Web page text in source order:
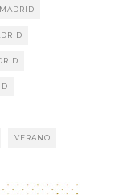
VERANO